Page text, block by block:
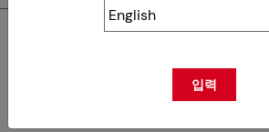
Swisscos는 다음
니다.
입력